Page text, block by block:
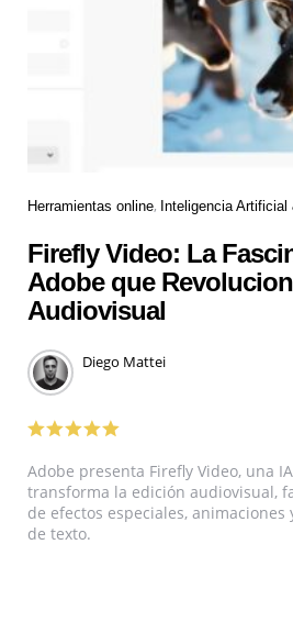
Herramientas online Inteligencia Artificial
Firefly Video: La
Adobe que
Audiovisual
Diego Mattei
Adobe presenta Firefly Video, una
transforma la edición audiovisual,
de efectos especiales, animaciones
de texto.